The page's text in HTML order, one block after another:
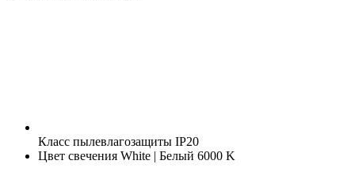
Класс пылевлагозащиты IP20
Цвет свечения White | Белый 6000 K